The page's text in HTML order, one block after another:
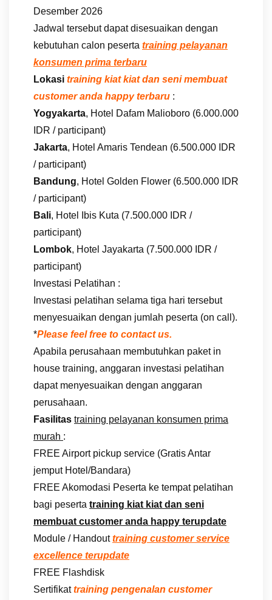
Desember 2026
Jadwal tersebut dapat disesuaikan dengan
kebutuhan calon peserta training pelayanan
konsumen prima terbaru
Lokasi training kiat kiat dan seni membuat
customer anda happy terbaru :
Yogyakarta, Hotel Dafam Malioboro (6.000.000
IDR / participant)
Jakarta, Hotel Amaris Tendean (6.500.000 IDR
/ participant)
Bandung, Hotel Golden Flower (6.500.000 IDR
/ participant)
Bali, Hotel Ibis Kuta (7.500.000 IDR /
participant)
Lombok, Hotel Jayakarta (7.500.000 IDR /
participant)
Investasi Pelatihan :
Investasi pelatihan selama tiga hari tersebut
menyesuaikan dengan jumlah peserta (on call).
*Please feel free to contact us.
Apabila perusahaan membutuhkan paket in
house training, anggaran investasi pelatihan
dapat menyesuaikan dengan anggaran
perusahaan.
Fasilitas training pelayanan konsumen prima
murah :
FREE Airport pickup service (Gratis Antar
jemput Hotel/Bandara)
FREE Akomodasi Peserta ke tempat pelatihan
bagi peserta training kiat kiat dan seni
membuat customer anda happy terupdate
Module / Handouttraining customer service
excellence terupdate
FREE Flashdisk
Sertifikattraining pengenalan customer